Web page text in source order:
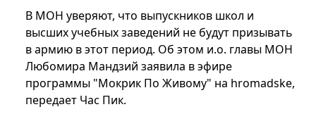
В МОН уверяют, что выпускников школ и
высших учебных заведений не будут призывать
в армию в этот период. Об этом и.о. главы МОН
Любомира Мандзий заявила в эфире
программы "Мокрик По Живому" на hromadske,
передает Час Пик.